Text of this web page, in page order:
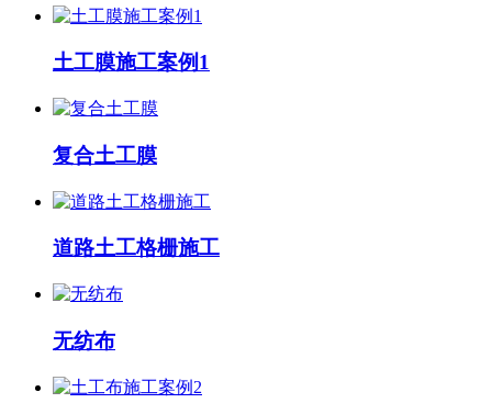
土工膜施工案例1
复合土工膜
道路土工格栅施工
无纺布